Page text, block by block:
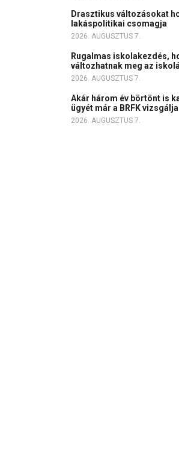
Drasztikus változásokat
lakáspolitikai csomagja
2026. AUGUSZTUS 7.
Rugalmas iskolakezdés,
változhatnak meg az
2026. AUGUSZTUS 7.
Akár három év börtönt is
ügyét már a BRFK vizsgálja
2026. AUGUSZTUS 7.